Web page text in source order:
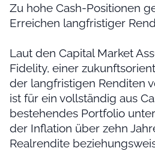
Zu hohe Cash-Positionen
Erreichen langfristiger
Laut den Capital Market
Fidelity, einer
der langfristigen Renditen
ist für ein vollständig aus
bestehendes Portfolio
der Inflation über zehn
Realrendite